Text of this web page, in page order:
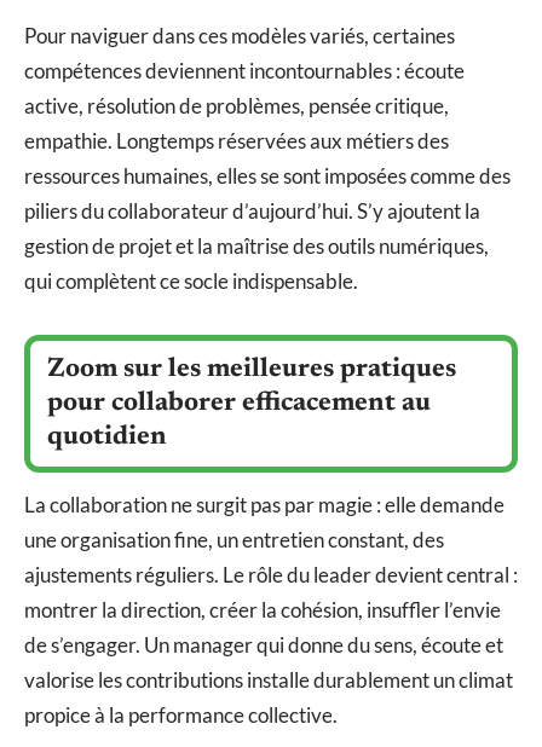
Pour naviguer dans ces modèles variés, certaines
compétences deviennent incontournables : écoute
active, résolution de problèmes, pensée critique,
empathie. Longtemps réservées aux métiers des
ressources humaines, elles se sont imposées comme des
piliers du collaborateur d’aujourd’hui. S’y ajoutent la
gestion de projet et la maîtrise des outils numériques,
qui complètent ce socle indispensable.
Zoom sur les meilleures pratiques
pour collaborer efficacement au
quotidien
La collaboration ne surgit pas par magie : elle demande
une organisation fine, un entretien constant, des
ajustements réguliers. Le rôle du leader devient central :
montrer la direction, créer la cohésion, insuffler l’envie
de s’engager. Un manager qui donne du sens, écoute et
valorise les contributions installe durablement un climat
propice à la performance collective.